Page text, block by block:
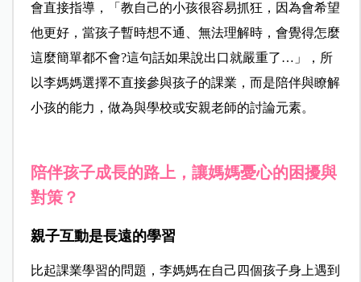
會直接指導，「教自己的小孩很容易抓狂，因為會希望
他更好，當孩子暫時想不通、無法理解時，會覺得怎麼
這麼簡單都不會?這句話如果說出口就嚴重了…」，所
以李媽媽選擇不直接參與孩子的課業，而是陪伴與瞭解
小孩的能力，做為與學校或安親老師的討論元素。
陪伴孩子成長的路上，讓媽媽憂心的困擾與
對策？
親子互動是長遠的學習
比起課業學習的問題，李媽媽在自己四個孩子身上遇到